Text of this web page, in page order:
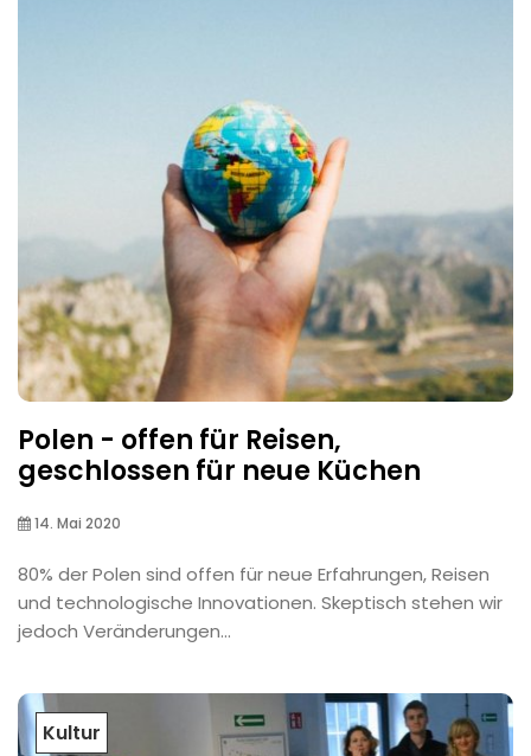
Polen - offen für Reisen,
geschlossen für neue Küchen
14. Mai 2020
80% der Polen sind offen für neue Erfahrungen, Reisen
und technologische Innovationen. Skeptisch stehen wir
jedoch Veränderungen...
Kultur